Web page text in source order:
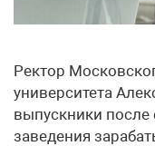
Ректор
университета
выпускники после
заведения